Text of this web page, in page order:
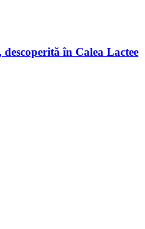
în Calea Lactee